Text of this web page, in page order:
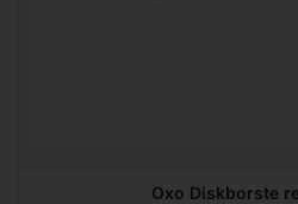
Oxo Diskborste